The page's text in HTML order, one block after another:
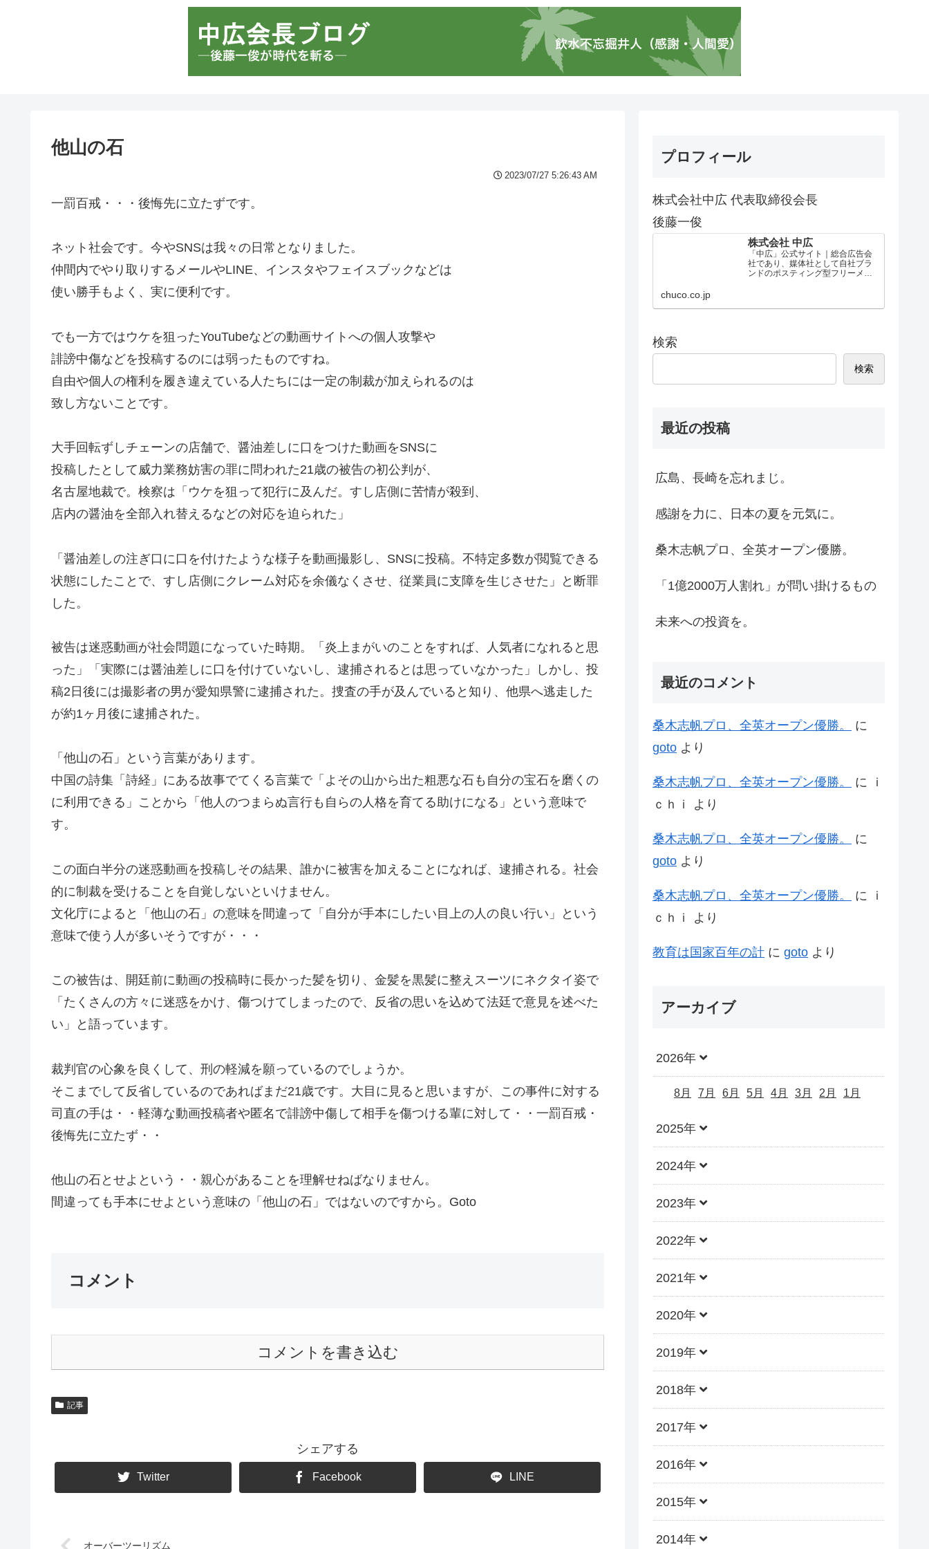
他山の石
2023/07/27 5:26:43 AM
一罰百戒・・・後悔先に立たずです。
ネット社会です。今やSNSは我々の日常となりました。
仲間内でやり取りするメールやLINE、インスタやフェイスブックなどは
使い勝手もよく、実に便利です。
でも一方ではウケを狙ったYouTubeなどの動画サイトへの個人攻撃や
誹謗中傷などを投稿するのには弱ったものですね。
自由や個人の権利を履き違えている人たちには一定の制裁が加えられるのは
致し方ないことです。
大手回転ずしチェーンの店舗で、醤油差しに口をつけた動画をSNSに
投稿したとして威力業務妨害の罪に問われた21歳の被告の初公判が、
名古屋地裁で。検察は「ウケを狙って犯行に及んだ。すし店側に苦情が殺到、
店内の醤油を全部入れ替えるなどの対応を迫られた」
「醤油差しの注ぎ口に口を付けたような様子を動画撮影し、SNSに投稿。不特定多数が閲覧できる
状態にしたことで、すし店側にクレーム対応を余儀なくさせ、従業員に支障を生じさせた」と断罪
した。
被告は迷惑動画が社会問題になっていた時期。「炎上まがいのことをすれば、人気者になれると思
った」「実際には醤油差しに口を付けていないし、逮捕されるとは思っていなかった」しかし、投
稿2日後には撮影者の男が愛知県警に逮捕された。捜査の手が及んでいると知り、他県へ逃走した
が約1ヶ月後に逮捕された。
「他山の石」という言葉があります。
中国の詩集「詩経」にある故事でてくる言葉で「よその山から出た粗悪な石も自分の宝石を磨くの
に利用できる」ことから「他人のつまらぬ言行も自らの人格を育てる助けになる」という意味で
す。
この面白半分の迷惑動画を投稿しその結果、誰かに被害を加えることになれば、逮捕される。社会
的に制裁を受けることを自覚しないといけません。
文化庁によると「他山の石」の意味を間違って「自分が手本にしたい目上の人の良い行い」という
意味で使う人が多いそうですが・・・
この被告は、開廷前に動画の投稿時に長かった髪を切り、金髪を黒髪に整えスーツにネクタイ姿で
「たくさんの方々に迷惑をかけ、傷つけてしまったので、反省の思いを込めて法廷で意見を述べた
い」と語っています。
裁判官の心象を良くして、刑の軽減を願っているのでしょうか。
そこまでして反省しているのであればまだ21歳です。大目に見ると思いますが、この事件に対する
司直の手は・・軽薄な動画投稿者や匿名で誹謗中傷して相手を傷つける輩に対して・・一罰百戒・
後悔先に立たず・・
他山の石とせよという・・親心があることを理解せねばなりません。
間違っても手本にせよという意味の「他山の石」ではないのですから。Goto
コメント
コメントを書き込む
記事
シェアする
Twitter Facebook LINE
オーバーツーリズム
プロフィール
株式会社中広 代表取締役会長
後藤一俊
株式会社 中広
「中広」公式サイト｜総合広告会
社であり、媒体社として自社ブラ
ンドのポスティング型フリーメデ
chuco.co.jp
検索
検索
最近の投稿
広島、長崎を忘れまじ。
感謝を力に、日本の夏を元気に。
桑木志帆プロ、全英オープン優勝。
「1億2000万人割れ」が問い掛けるもの
未来への投資を。
最近のコメント
桑木志帆プロ、全英オープン優勝。
に
goto より
桑木志帆プロ、全英オープン優勝。 に
ｉ
ｃｈｉ
より
桑木志帆プロ、全英オープン優勝。
に
goto より
桑木志帆プロ、全英オープン優勝。 に
ｉ
ｃｈｉ
より
教育は国家百年の計 に goto より
アーカイブ
2026年
8月 7月 6月 5月 4月 3月 2月 1月
2025年
2024年
2023年
2022年
2021年
2020年
2019年
2018年
2017年
2016年
2015年
2014年